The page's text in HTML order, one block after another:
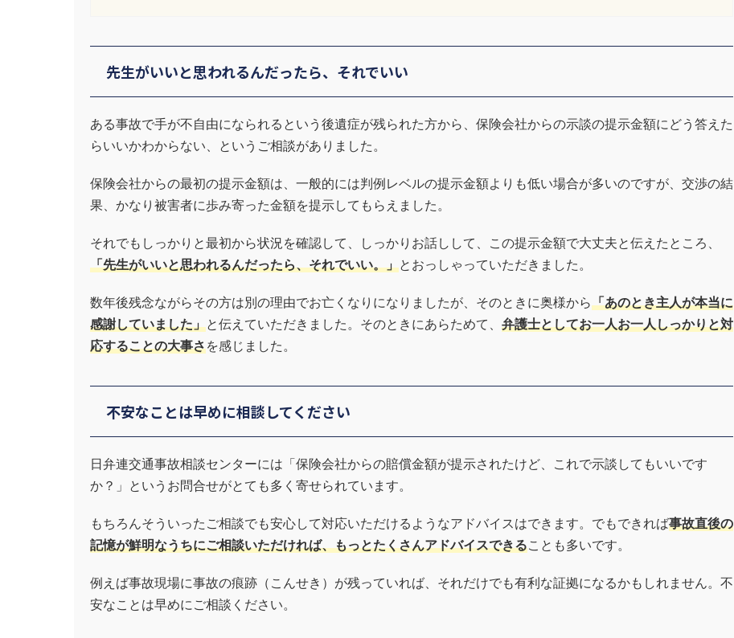
先生がいいと思われるんだったら、それでいい
ある事故で手が不自由になられるという後遺症が残られた方から、保険会社からの示談の提示金額にどう答えた
らいいかわからない、というご相談がありました。
保険会社からの最初の提示金額は、一般的には判例レベルの提示金額よりも低い場合が多いのですが、交渉の結
果、かなり被害者に歩み寄った金額を提示してもらえました。
それでもしっかりと最初から状況を確認して、しっかりお話しして、この提示金額で大丈夫と伝えたところ、
「先生がいいと思われるんだったら、それでいい。」とおっしゃっていただきました。
数年後残念ながらその方は別の理由でお亡くなりになりましたが、そのときに奥様から「あのとき主人が本当に
感謝していました」と伝えていただきました。そのときにあらためて、 弁護士としてお一人お一人しっかりと対
応することの大事さを感じました。
不安なことは早めに相談してください
日弁連交通事故相談センターには「保険会社からの賠償金額が提示されたけど、これで示談してもいいです
か？」というお問合せがとても多く寄せられています。
もちろんそういったご相談でも安心して対応いただけるようなアドバイスはできます。でもできれば事故直後の
記憶が鮮明なうちにご相談いただければ、もっとたくさんアドバイスできることも多いです。
例えば事故現場に事故の痕跡（こんせき）が残っていれば、それだけでも有利な証拠になるかもしれません。不
安なことは早めにご相談ください。